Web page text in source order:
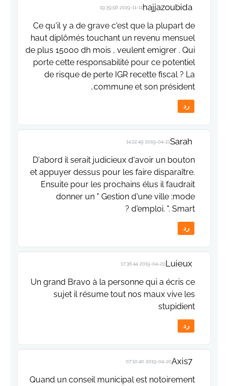
hajjazoubida
2019-11-11 19:39:56
Ce qu'il y a de grave c'est que la plupart de
haut diplômés touchant un revenu mensuel
de plus 15000 dh mois , veulent emigrer . Qui
porte cette responsabilité pour ce potentiel
de risque de perte IGR recette fiscal ? La
commune et son président..
رد
Sarah
2019-04-21 14:22:49
D'abord il serait judicieux d'avoir un bouton
et appuyer dessus pour les faire disparaître.
Ensuite pour les prochains élus il faudrait
donner un " Gestion d'une ville :mode
d'emploi. ". Smart ?
رد
Luieux
2019-04-20 17:36:44
Un grand Bravo à la personne qui a écris ce
sujet il résume tout nos maux vive les
stupidient
رد
Axis7
2019-04-20 07:10:40
Quand un conseil municipal est notoirement